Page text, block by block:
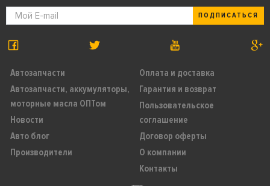
Автозапчасти
Автозапчасти, аккумуляторы,
моторные масла ОПТом
Новости
Авто блог
Производители
Оплата и доставка
Гарантия и возврат
Пользовательское
соглашение
Договор оферты
О компании
Контакты
ПОДПИСАТЬСЯ